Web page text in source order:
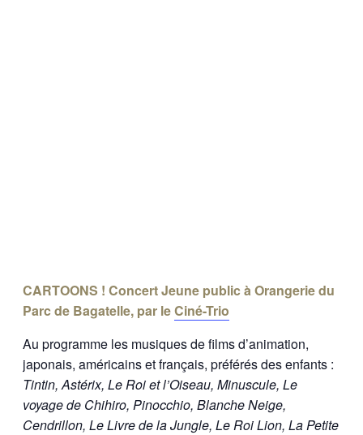
CARTOONS ! Concert Jeune public à Orangerie du
Parc de Bagatelle, par leCiné-Trio
Au programme les musiques de films d’animation,
japonais, américains et français, préférés des enfants :
Tintin, Astérix, Le Roi et l’Oiseau, Minuscule, Le
voyage de Chihiro, Pinocchio, Blanche Neige,
Cendrillon, Le Livre de la Jungle, Le Roi Lion, La Petite